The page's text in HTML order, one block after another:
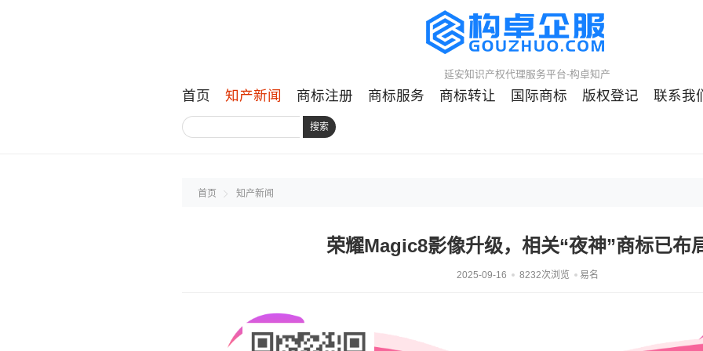
延安知识产权代理服务平台-构卓知产
首页 知产新闻 商标注册 商标服务 商标转让 国际商标 版权登记 联系我
搜索
首页 知产新闻
荣耀Magic8影像升级，相关“夜神”商标已布
2025-09-16 8232次浏览 易名